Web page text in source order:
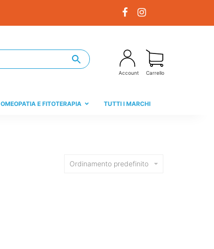
Account Carrello
OMEOPATIA E FITOTERAPIA TUTTI I MARCHI
Ordinamento predefinito